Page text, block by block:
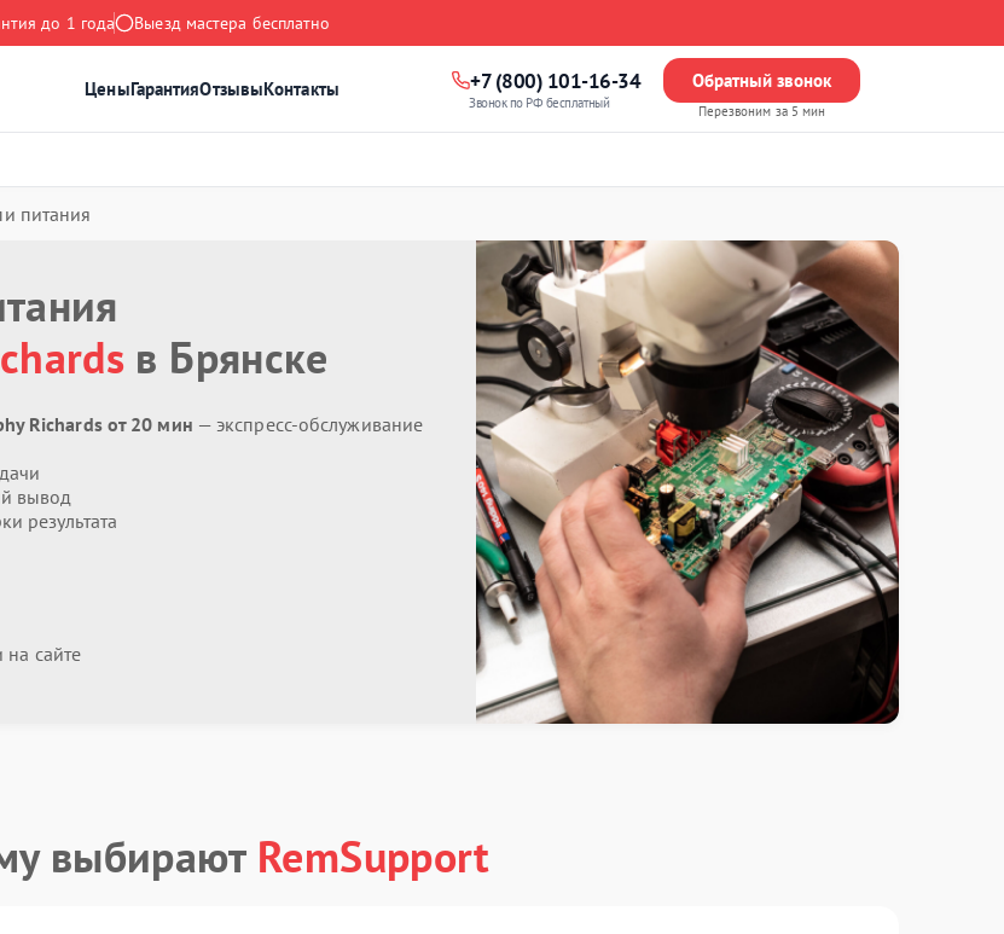
до 1 года Выезд мастера бесплатно
ЦеныГарантияОтзывыКонтакты +7 (800) 101-16-34
Звонок по РФ бесплатный
Обратный звонок
Перезвоним за 5 мин
питания
в Брянске
Richards от 20 мин — экспресс-обслуживание
вывод
результата
сайте
выбирают RemSupport